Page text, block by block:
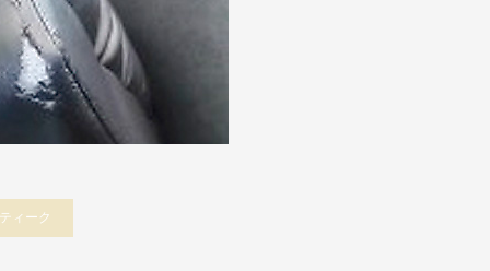
ィーク